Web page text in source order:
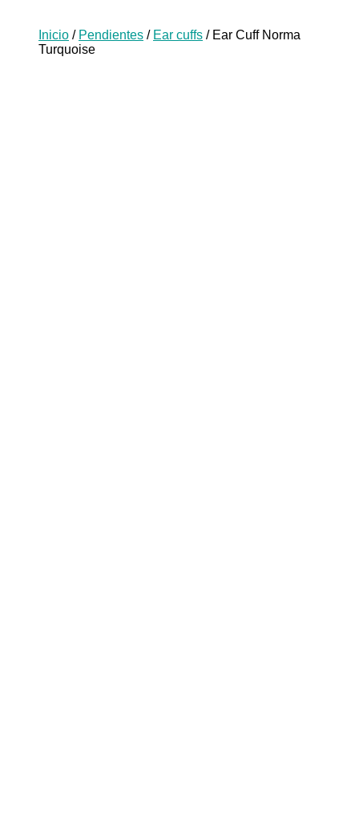
Inicio / Pendientes / Ear cuffs / Ear Cuff Norma
Turquoise